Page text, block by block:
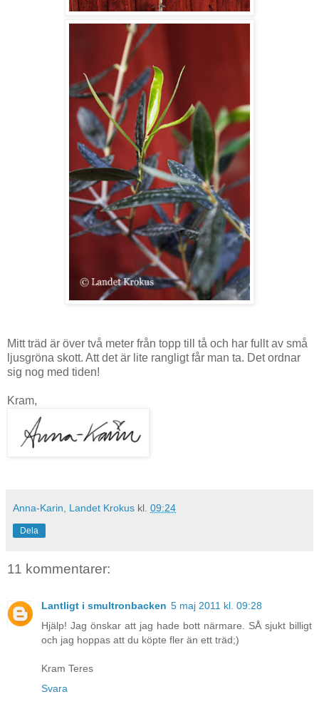
Mitt träd är över två meter från topp till tå och har fullt av små
ljusgröna skott. Att det är lite rangligt får man ta. Det ordnar
sig nog med tiden!
Kram,
Anna-Karin, Landet Krokus kl. 09:24
Dela
11 kommentarer:
Lantligt i smultronbacken 5 maj 2011 kl. 09:28
Hjälp! Jag önskar att jag hade bott närmare. SÅ sjukt billigt
och jag hoppas att du köpte fler än ett träd;)
Kram Teres
Svara